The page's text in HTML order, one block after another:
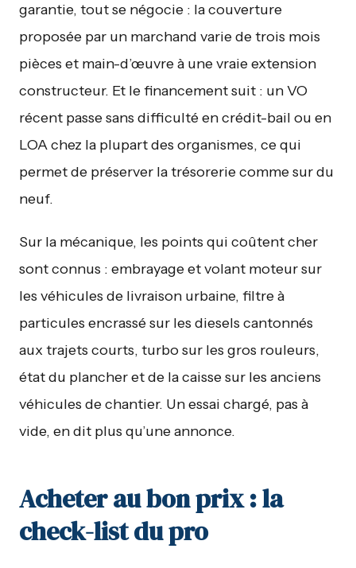
garantie, tout se négocie : la couverture
proposée par un marchand varie de trois mois
pièces et main-d’œuvre à une vraie extension
constructeur. Et le financement suit : un VO
récent passe sans difficulté en crédit-bail ou en
LOA chez la plupart des organismes, ce qui
permet de préserver la trésorerie comme sur du
neuf.
Sur la mécanique, les points qui coûtent cher
sont connus : embrayage et volant moteur sur
les véhicules de livraison urbaine, filtre à
particules encrassé sur les diesels cantonnés
aux trajets courts, turbo sur les gros rouleurs,
état du plancher et de la caisse sur les anciens
véhicules de chantier. Un essai chargé, pas à
vide, en dit plus qu’une annonce.
Acheter au bon prix : la
check-list du pro